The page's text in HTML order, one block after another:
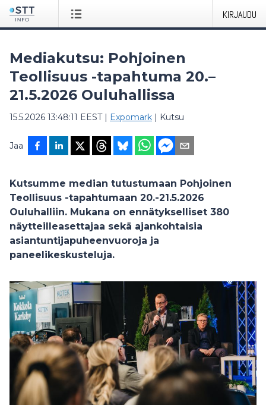
KIRJAUDU
Mediakutsu: Pohjoinen
Teollisuus -tapahtuma 20.–
21.5.2026 Ouluhallissa
15.5.2026 13:48:11 EEST| Expomark | Kutsu
Jaa
Kutsumme median tutustumaan Pohjoinen
Teollisuus -tapahtumaan 20.-21.5.2026
Ouluhalliin. Mukana on ennätykselliset 380
näytteilleasettajaa sekä ajankohtaisia
asiantuntijapuheenvuoroja ja
paneelikeskusteluja.